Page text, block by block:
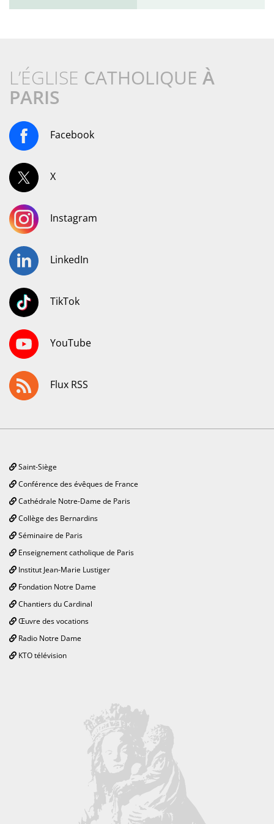
L’ÉGLISE CATHOLIQUE À
PARIS
Facebook
X
Instagram
LinkedIn
TikTok
YouTube
Flux RSS
Saint-Siège
Conférence des évêques de France
Cathédrale Notre-Dame de Paris
Collège des Bernardins
Séminaire de Paris
Enseignement catholique de Paris
Institut Jean-Marie Lustiger
Fondation Notre Dame
Chantiers du Cardinal
Œuvre des vocations
Radio Notre Dame
KTO télévision